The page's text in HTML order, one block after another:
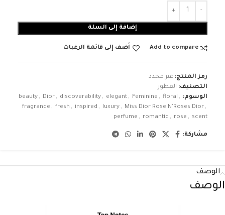
إضافة إلى السلة
Add to compare أضف إلى قائمة الرغبات
رمز المنتج: غير محدد
التصنيف: العطور
الوسوم:
beauty , Dior , discoverability , elegant , Feminine , floral ,
fragrance , fresh , inspired , luxury , Miss Dior Rose N'Roses Dior ,
perfume , romantic , rose , scent
مشاركة:
الوصف
الوصف